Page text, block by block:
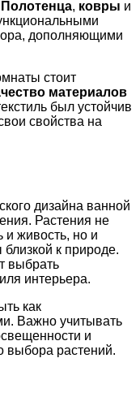
Полотенца, ковры и
дополняющими
стоит
материалов
был устойчив
свойства на
дизайна ванной
Растения не
и живость, но и
к природе.
выбрать
интерьера.
как
Важно учитывать
и
выбора растений.